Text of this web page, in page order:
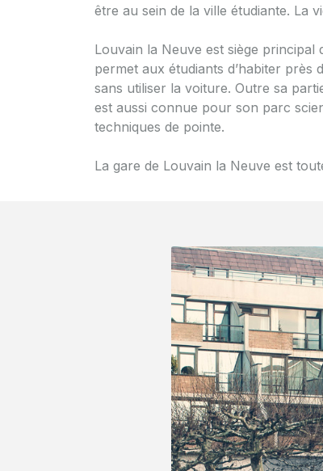
être au sein de la ville étudiante. La
Louvain la Neuve est siège principal
permet aux étudiants d’habiter près
sans utiliser la voiture. Outre sa
est aussi connue pour son parc
techniques de pointe.
La gare de Louvain la Neuve est